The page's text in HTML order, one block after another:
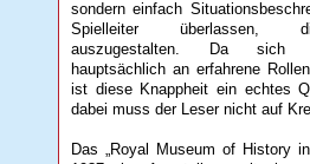
sondern einfach
Spielleiter überlassen,
auszugestalten. Da sich
hauptsächlich an erfahrene
ist diese Knappheit ein echtes
dabei muss der Leser nicht auf
Das „Royal Museum of History